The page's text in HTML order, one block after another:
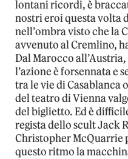
lontani ricordi, è
nostri eroi questa volta
nell’ombra visto che la
avvenuto al Cremlino,
Dal Marocco
l’azione è forsennata e
tra le vie di Casablanca
del teatro di Vienna
del biglietto. Ed è
regista dello scult Jack
Christopher McQuarrie
questo ritmo la